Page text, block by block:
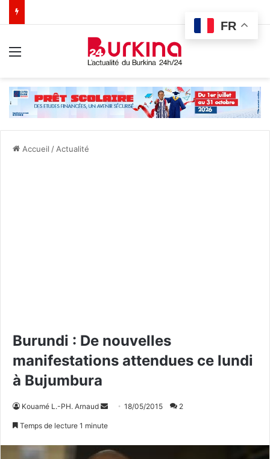
Accueil / Actualité
Burundi : De nouvelles
manifestations attendues ce lundi
à Bujumbura
Kouamé L.-PH. Arnaud
o
18/05/2015 2
Temps de lecture 1 minute
FR